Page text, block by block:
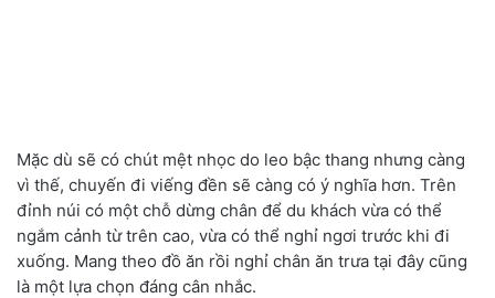
Mặc dù sẽ có chút mệt nhọc do leo bậc thang nhưng càng
vì thế, chuyến đi viếng đền sẽ càng có ý nghĩa hơn. Trên
đỉnh núi có một chỗ dừng chân để du khách vừa có thể
ngắm cảnh từ trên cao, vừa có thể nghỉ ngơi trước khi đi
xuống. Mang theo đồ ăn rồi nghỉ chân ăn trưa tại đây cũng
là một lựa chọn đáng cân nhắc.